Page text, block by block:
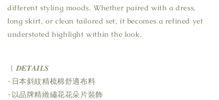
different styling moods. Whether paired with a dress,
long skirt, or clean tailored set, it becomes a refined yet
understated highlight within the look.
| 𝑫𝑬𝑻𝑨𝑰𝑳𝑺
-日本斜紋精梳棉舒適布料
-以品牌精緻繡花花朵片裝飾